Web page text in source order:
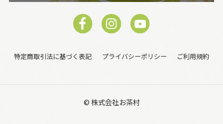
特定商取引法に基づく表記 プライバシーポリシー ご利用規約
© 株式会社お茶村